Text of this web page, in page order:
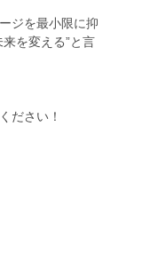
ジを最小限に抑
を変える”と言